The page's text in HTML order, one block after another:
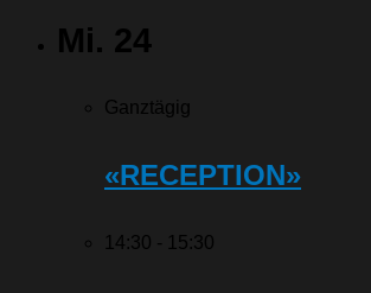
Mi. 24
Ganztägig
«RECEPTION»
14:30 - 15:30